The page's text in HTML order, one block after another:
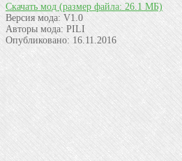
Скачать мод (размер файла: 26.1 МБ)
Версия мода: V1.0
Авторы мода: PILI
Опубликовано: 16.11.2016